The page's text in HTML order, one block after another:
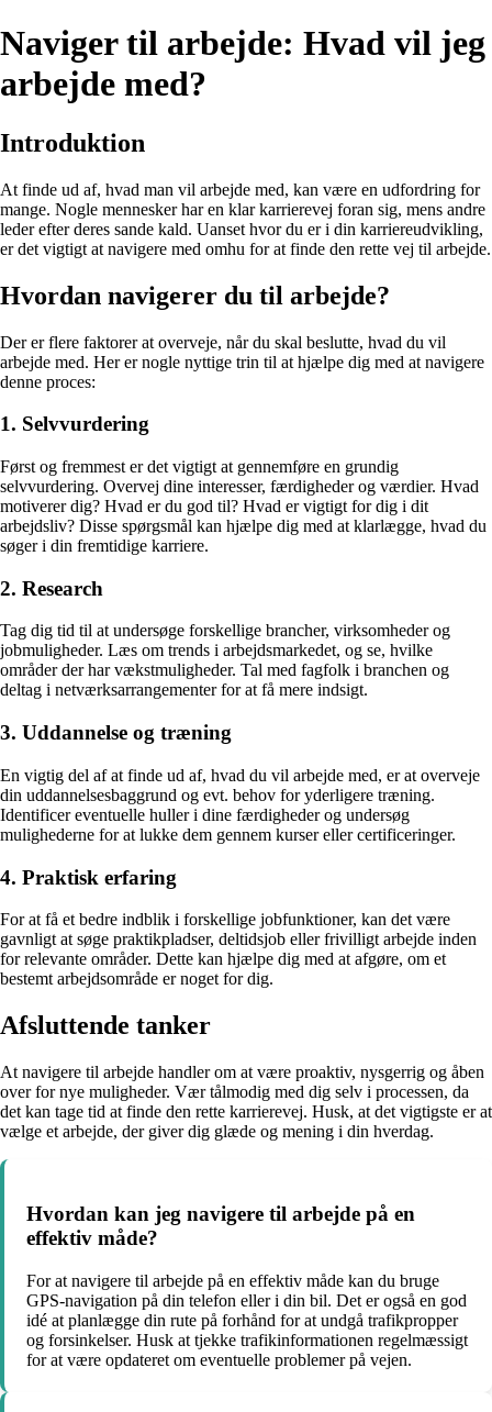
Naviger til arbejde: Hvad vil jeg
arbejde med?
Introduktion
At finde ud af, hvad man vil arbejde med, kan være en udfordring for
mange. Nogle mennesker har en klar karrierevej foran sig, mens andre
leder efter deres sande kald. Uanset hvor du er i din karriereudvikling,
er det vigtigt at navigere med omhu for at finde den rette vej til arbejde.
Hvordan navigerer du til arbejde?
Der er flere faktorer at overveje, når du skal beslutte, hvad du vil
arbejde med. Her er nogle nyttige trin til at hjælpe dig med at navigere
denne proces:
1. Selvvurdering
Først og fremmest er det vigtigt at gennemføre en grundig
selvvurdering. Overvej dine interesser, færdigheder og værdier. Hvad
motiverer dig? Hvad er du god til? Hvad er vigtigt for dig i dit
arbejdsliv? Disse spørgsmål kan hjælpe dig med at klarlægge, hvad du
søger i din fremtidige karriere.
2. Research
Tag dig tid til at undersøge forskellige brancher, virksomheder og
jobmuligheder. Læs om trends i arbejdsmarkedet, og se, hvilke
områder der har vækstmuligheder. Tal med fagfolk i branchen og
deltag i netværksarrangementer for at få mere indsigt.
3. Uddannelse og træning
En vigtig del af at finde ud af, hvad du vil arbejde med, er at overveje
din uddannelsesbaggrund og evt. behov for yderligere træning.
Identificer eventuelle huller i dine færdigheder og undersøg
mulighederne for at lukke dem gennem kurser eller certificeringer.
4. Praktisk erfaring
For at få et bedre indblik i forskellige jobfunktioner, kan det være
gavnligt at søge praktikpladser, deltidsjob eller frivilligt arbejde inden
for relevante områder. Dette kan hjælpe dig med at afgøre, om et
bestemt arbejdsområde er noget for dig.
Afsluttende tanker
At navigere til arbejde handler om at være proaktiv, nysgerrig og åben
over for nye muligheder. Vær tålmodig med dig selv i processen, da
det kan tage tid at finde den rette karrierevej. Husk, at det vigtigste er at
vælge et arbejde, der giver dig glæde og mening i din hverdag.
Hvordan kan jeg navigere til arbejde på en
effektiv måde?
For at navigere til arbejde på en effektiv måde kan du bruge
GPS-navigation på din telefon eller i din bil. Det er også en god
idé at planlægge din rute på forhånd for at undgå trafikpropper
og forsinkelser. Husk at tjekke trafikinformationen regelmæssigt
for at være opdateret om eventuelle problemer på vejen.